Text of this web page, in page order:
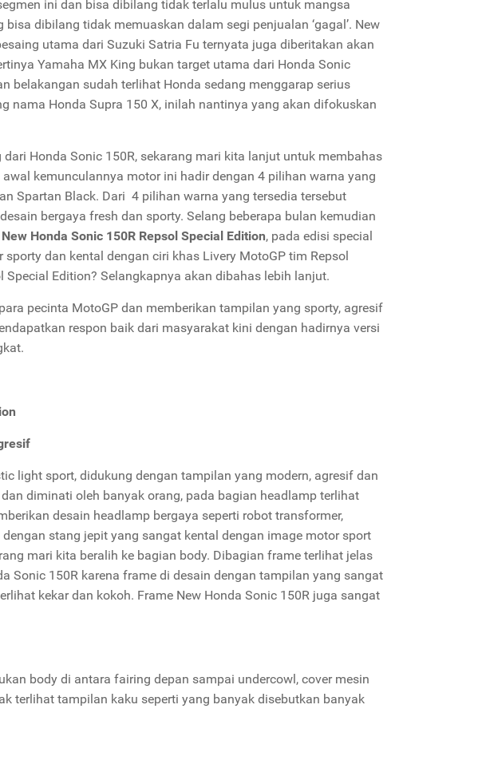
ini dan bisa dibilang tidak terlalu mulus untuk mangsa
dibilang tidak memuaskan dalam segi penjualan ‘gagal’. New
utama dari Suzuki Satria Fu ternyata juga diberitakan akan
Yamaha MX King bukan target utama dari Honda Sonic
belakangan sudah terlihat Honda sedang menggarap serius
nama Honda Supra 150 X, inilah nantinya yang akan difokuskan
Honda Sonic 150R, sekarang mari kita lanjut untuk membahas
kemunculannya motor ini hadir dengan 4 pilihan warna yang
Spartan Black. Dari 4 pilihan warna yang tersedia tersebut
bergaya fresh dan sporty. Selang beberapa bulan kemudian
New Honda Sonic 150R Repsol Special Edition, pada edisi special
dan kental dengan ciri khas Livery MotoGP tim Repsol
Special Edition? Selangkapnya akan dibahas lebih lanjut.
pecinta MotoGP dan memberikan tampilan yang sporty, agresif
respon baik dari masyarakat kini dengan hadirnya versi
light sport, didukung dengan tampilan yang modern, agresif dan
diminati oleh banyak orang, pada bagian headlamp terlihat
desain headlamp bergaya seperti robot transformer,
stang jepit yang sangat kental dengan image motor sport
mari kita beralih ke bagian body. Dibagian frame terlihat jelas
Sonic 150R karena frame di desain dengan tampilan yang sangat
kekar dan kokoh. Frame New Honda Sonic 150R juga sangat
body di antara fairing depan sampai undercowl, cover mesin
terlihat tampilan kaku seperti yang banyak disebutkan banyak